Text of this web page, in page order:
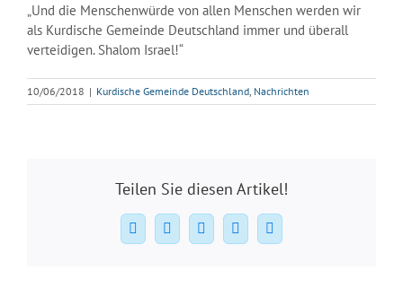
„Und die Menschenwürde von allen Menschen werden wir
als Kurdische Gemeinde Deutschland immer und überall
verteidigen. Shalom Israel!“
10/06/2018 | Kurdische Gemeinde Deutschland Nachrichten
Teilen Sie diesen Artikel!
Facebook
X WhatsAppPinterest
E-
Mail